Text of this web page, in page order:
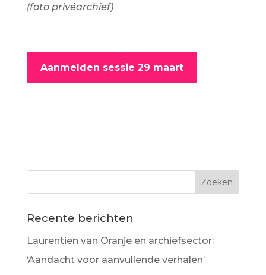
(foto privéarchief)
Aanmelden sessie 29 maart
Recente berichten
Laurentien van Oranje en archiefsector:
‘Aandacht voor aanvullende verhalen’